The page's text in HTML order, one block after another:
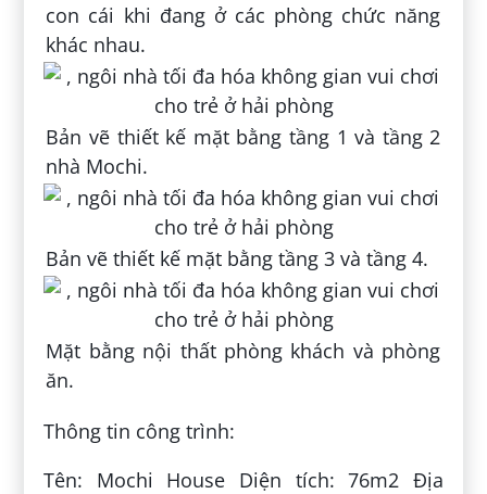
con cái khi đang ở các phòng chức năng
khác nhau.
Bản vẽ thiết kế mặt bằng tầng 1 và tầng 2
nhà Mochi.
Bản vẽ thiết kế mặt bằng tầng 3 và tầng 4.
Mặt bằng nội thất phòng khách và phòng
ăn.
Thông tin công trình:
Tên: Mochi House Diện tích: 76m2 Địa